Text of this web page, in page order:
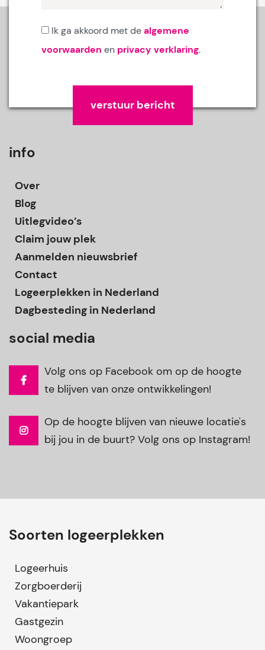
Ik ga akkoord met dealgemene
voorwaarden en privacy verklaring.
info
Over
Blog
Uitlegvideo’s
Claim jouw plek
Aanmelden nieuwsbrief
Contact
Logeerplekken in Nederland
Dagbesteding in Nederland
social media
Volg ons op Facebook om op de hoogte
te blijven van onze ontwikkelingen!
Op de hoogte blijven van nieuwe locatie's
bij jou in de buurt? Volg ons op Instagram!
Soorten logeerplekken
Logeerhuis
Zorgboerderij
Vakantiepark
Gastgezin
Woongroep